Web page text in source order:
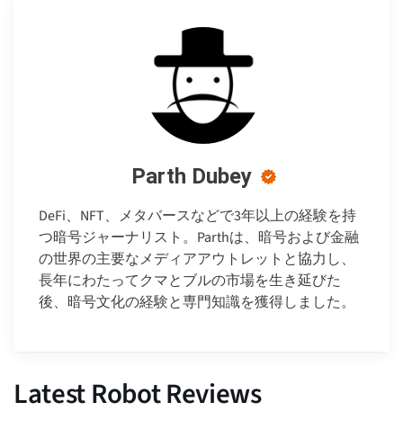
Parth Dubey
DeFi、NFT、メタバースなどで3年以上の経験を持
つ暗号ジャーナリスト。Parthは、暗号および金融
の世界の主要なメディアアウトレットと協力し、
長年にわたってクマとブルの市場を生き延びた
後、暗号文化の経験と専門知識を獲得しました。
Latest Robot Reviews